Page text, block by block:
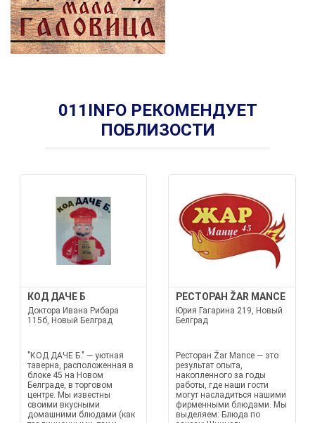
011INFO РЕКОМЕНДУЕТ
ПОБЛИЗОСТИ
КОД ДАЧЕ Б
Доктора Ивана Рибара
115б, Новый Белград
"КОД ДАЧЕ Б." — уютная
таверна, расположенная в
блоке 45 на Новом
Белграде, в торговом
центре. Мы известны
своими вкусными
домашними блюдами (как
РЕСТОРАН ŽAR MANCE
Юрия Гагарина 219, Новый
Белград
Ресторан Žar Mance — это
результат опыта,
накопленного за годы
работы, где наши гости
могут насладиться нашими
фирменными блюдами. Мы
выделяем: Блюда по